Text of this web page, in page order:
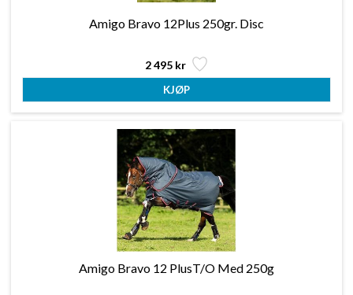
Amigo Bravo 12Plus 250gr. Disc
2 495 kr
Amigo Bravo 12 PlusT/O Med 250g